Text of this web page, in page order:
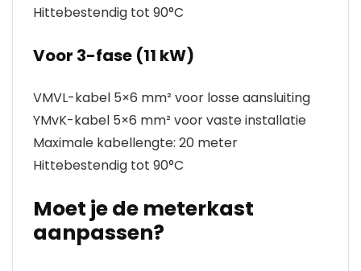
Hittebestendig tot 90°C
Voor 3-fase (11 kW)
VMVL-kabel 5×6 mm² voor losse aansluiting
YMvK-kabel 5×6 mm² voor vaste installatie
Maximale kabellengte: 20 meter
Hittebestendig tot 90°C
Moet je de meterkast
aanpassen?